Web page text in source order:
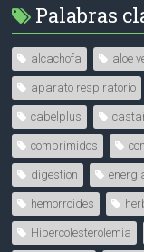
Palabras
alcachofa aloe
aparato respiratorio
cabelplus
comprimidos
digestion
hemorroides
Hipercolesterolemia